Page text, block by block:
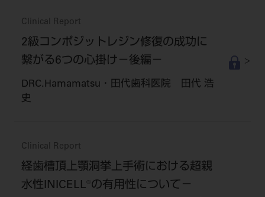
Clinical Report
2級コンポジットレジン修復の成功に
繋がる6つの心掛け－後編－
DRC.Hamamatsu・田代歯科医院 田代 浩
史
Clinical Report
経歯槽頂上顎洞挙上手術における超親
水性INICELL®の有用性について－